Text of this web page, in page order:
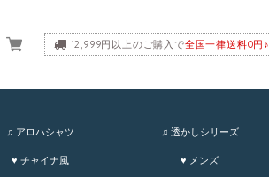
12,999円以上のご購入で全国一律送料0円♪
♫ アロハシャツ ♫ 透かしシリーズ
♥ チャイナ風 ♥ メンズ